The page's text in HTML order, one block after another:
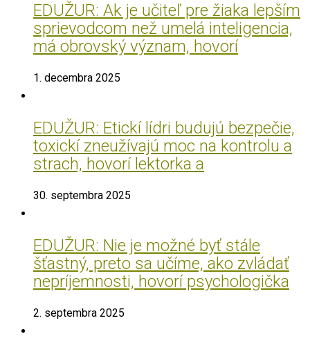
EDUŽUR: Ak je učiteľ pre žiaka lepším
sprievodcom než umelá inteligencia,
má obrovský význam, hovorí
1. decembra 2025
EDUŽUR: Etickí lídri budujú bezpečie,
toxickí zneužívajú moc na kontrolu a
strach, hovorí lektorka a
30. septembra 2025
EDUŽUR: Nie je možné byť stále
šťastný, preto sa učíme, ako zvládať
nepríjemnosti, hovorí psychologička
2. septembra 2025